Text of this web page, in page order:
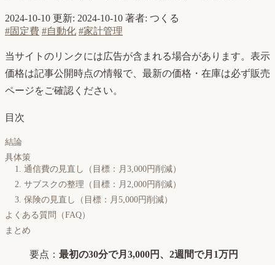
2024-10-10 更新: 2024-10-10 著者: つくる
#固定費 #自動化 #家計管理
当サイトのリンクには広告が含まれる場合があります。表示
価格は記事公開時点の情報で、最新の価格・在庫は必ず販売
ページをご確認ください。
目次
結論
具体策
1. 通信費の見直し（目標：月3,000円削減）
2. サブスクの整理（目標：月2,000円削減）
3. 保険の見直し（目標：月5,000円削減）
よくある質問（FAQ）
まとめ
要点： 最初の30分で月3,000円、2週間で月1万円